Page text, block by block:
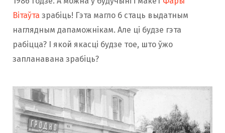
Вітаўта зрабіць! Гэта магло б стаць выдатным
наглядным дапаможнікам. Але ці будзе гэта
рабіцца? І якой якасці будзе тое, што ўжо
запланавана зрабіць?